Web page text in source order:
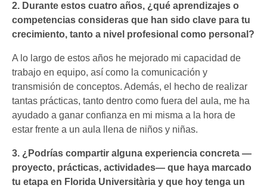
2. Durante estos cuatro años, ¿qué aprendizajes o
competencias consideras que han sido clave para tu
crecimiento, tanto a nivel profesional como personal?
A lo largo de estos años he mejorado mi capacidad de
trabajo en equipo, así como la comunicación y
transmisión de conceptos. Además, el hecho de realizar
tantas prácticas, tanto dentro como fuera del aula, me ha
ayudado a ganar confianza en mi misma a la hora de
estar frente a un aula llena de niños y niñas.
3. ¿Podrías compartir alguna experiencia concreta —
proyecto, prácticas, actividades— que haya marcado
tu etapa en Florida Universitària y que hoy tenga un